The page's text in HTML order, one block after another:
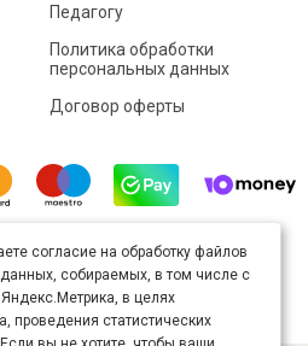
Педагогу
Политика обработки
персональных данных
Договор оферты
доступно полицензии Creative
«Attribution» («Атрибуция») 4.0
.
согласие на обработку файлов
собираемых, в том числе с
в целях
проведения статистических